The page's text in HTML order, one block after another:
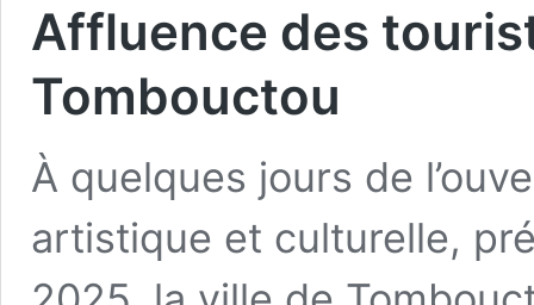
Affluence des
Tombouctou
À quelques jours de
artistique et culturelle,